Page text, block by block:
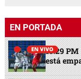
EN PORTADA
13:29 PM
está